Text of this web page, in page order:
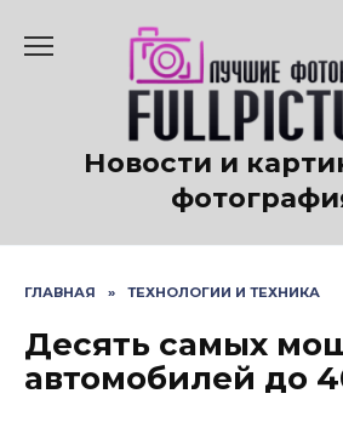
содержанию
Новости и
ГЛАВНАЯ » ТЕХНОЛОГИИ И ТЕХНИКА
Десять самых
автомобилей до